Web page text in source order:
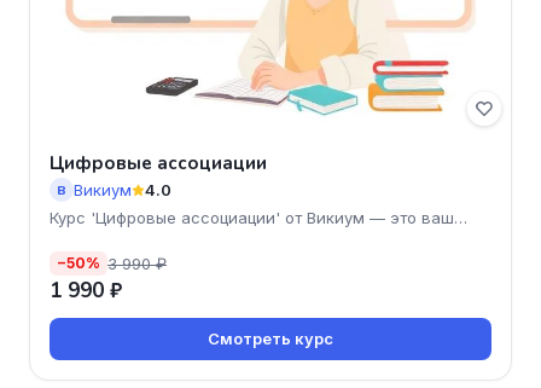
Цифровые ассоциации
В Викиум
4.0
Курс 'Цифровые ассоциации' от Викиум — это ваш
−50% 3 990 ₽
1 990 ₽
Смотреть курс